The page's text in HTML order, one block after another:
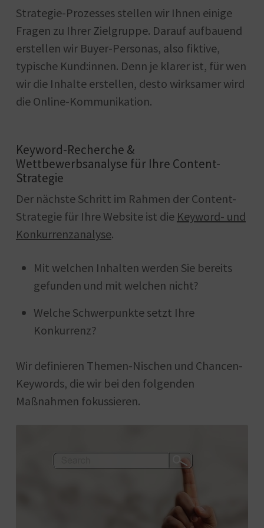
Strategie-Prozesses stellen wir Ihnen einige
Fragen zu Ihrer Zielgruppe. Darauf aufbauend
erstellen wir Buyer-Personas, also fiktive,
typische Kund:innen. Denn je klarer ist, für wen
wir die Inhalte erstellen, desto wirksamer wird
die Online-Kommunikation.
Keyword-Recherche &
Wettbewerbsanalyse für Ihre Content-
Strategie
Der nächste Schritt im Rahmen der Content-
Strategie für Ihre Website ist die Keyword- und
Konkurrenzanalyse.
Mit welchen Inhalten werden Sie bereits
gefunden und mit welchen nicht?
Welche Schwerpunkte setzt Ihre
Konkurrenz?
Wir definieren Themen-Nischen und Chancen-
Keywords, die wir bei den folgenden
Maßnahmen fokussieren.